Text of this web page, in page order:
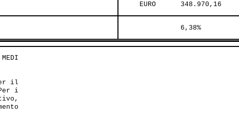
     EURO      348.970,16
               6,38%
il
i